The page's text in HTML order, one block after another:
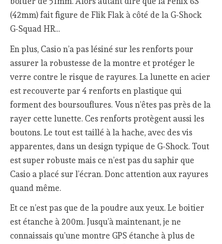
(42mm) fait figure de Flik Flak à côté de la G-Shock
G-Squad HR…
En plus, Casio n’a pas lésiné sur les renforts pour
assurer la robustesse de la montre et protéger le
verre contre le risque de rayures. La lunette en acier
est recouverte par 4 renforts en plastique qui
forment des boursouflures. Vous n’êtes pas près de la
rayer cette lunette. Ces renforts protègent aussi les
boutons. Le tout est taillé à la hache, avec des vis
apparentes, dans un design typique de G-Shock. Tout
est super robuste mais ce n’est pas du saphir que
Casio a placé sur l’écran. Donc attention aux rayures
quand même.
Et ce n’est pas que de la poudre aux yeux. Le boitier
est étanche à 200m. Jusqu’à maintenant, je ne
connaissais qu’une montre GPS étanche à plus de